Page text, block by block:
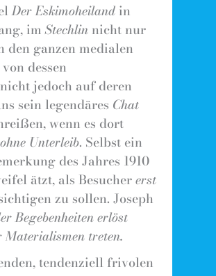
Der Eskimoheiland in
imStechlin nicht nur
den ganzen medialen
dessen
jedoch auf deren
sein legendäres Chat
wenn es dort
Unterleib. Selbst ein
des Jahres 1910
ätzt, als Besuchererst
zu sollen. Joseph
Begebenheiten erlöst
treten.
tendenziell frivolen